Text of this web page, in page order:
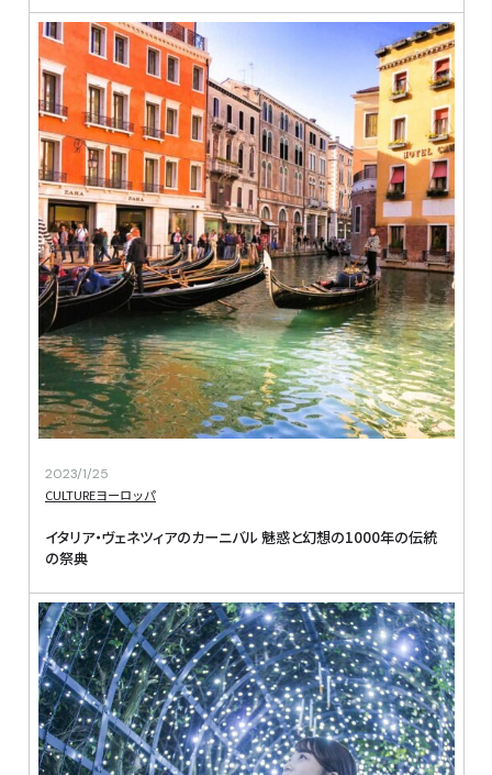
2023/1/25
CULTUREヨーロッパ
イタリア・ヴェネツィアのカーニバル 魅惑と幻想の1000年の伝統
の祭典